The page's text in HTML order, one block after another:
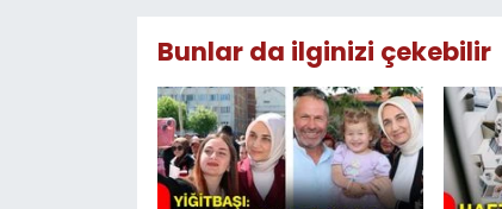
Bunlar da ilginizi çekebilir